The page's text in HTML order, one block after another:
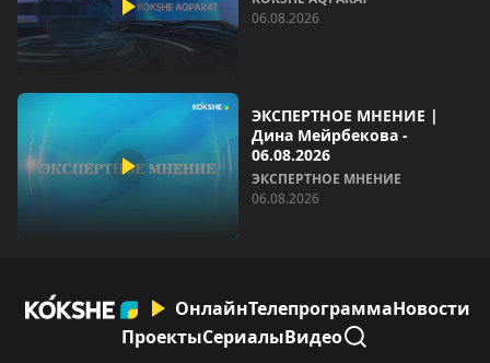
06.08.2026
ЭКСПЕРТНОЕ МНЕНИЕ |
Дина Мейрбекова -
06.08.2026
ЭКСПЕРТНОЕ МНЕНИЕ
06.08.2026
ОнлайнТелепрограммаНовости
ПроектыСериалыВидео